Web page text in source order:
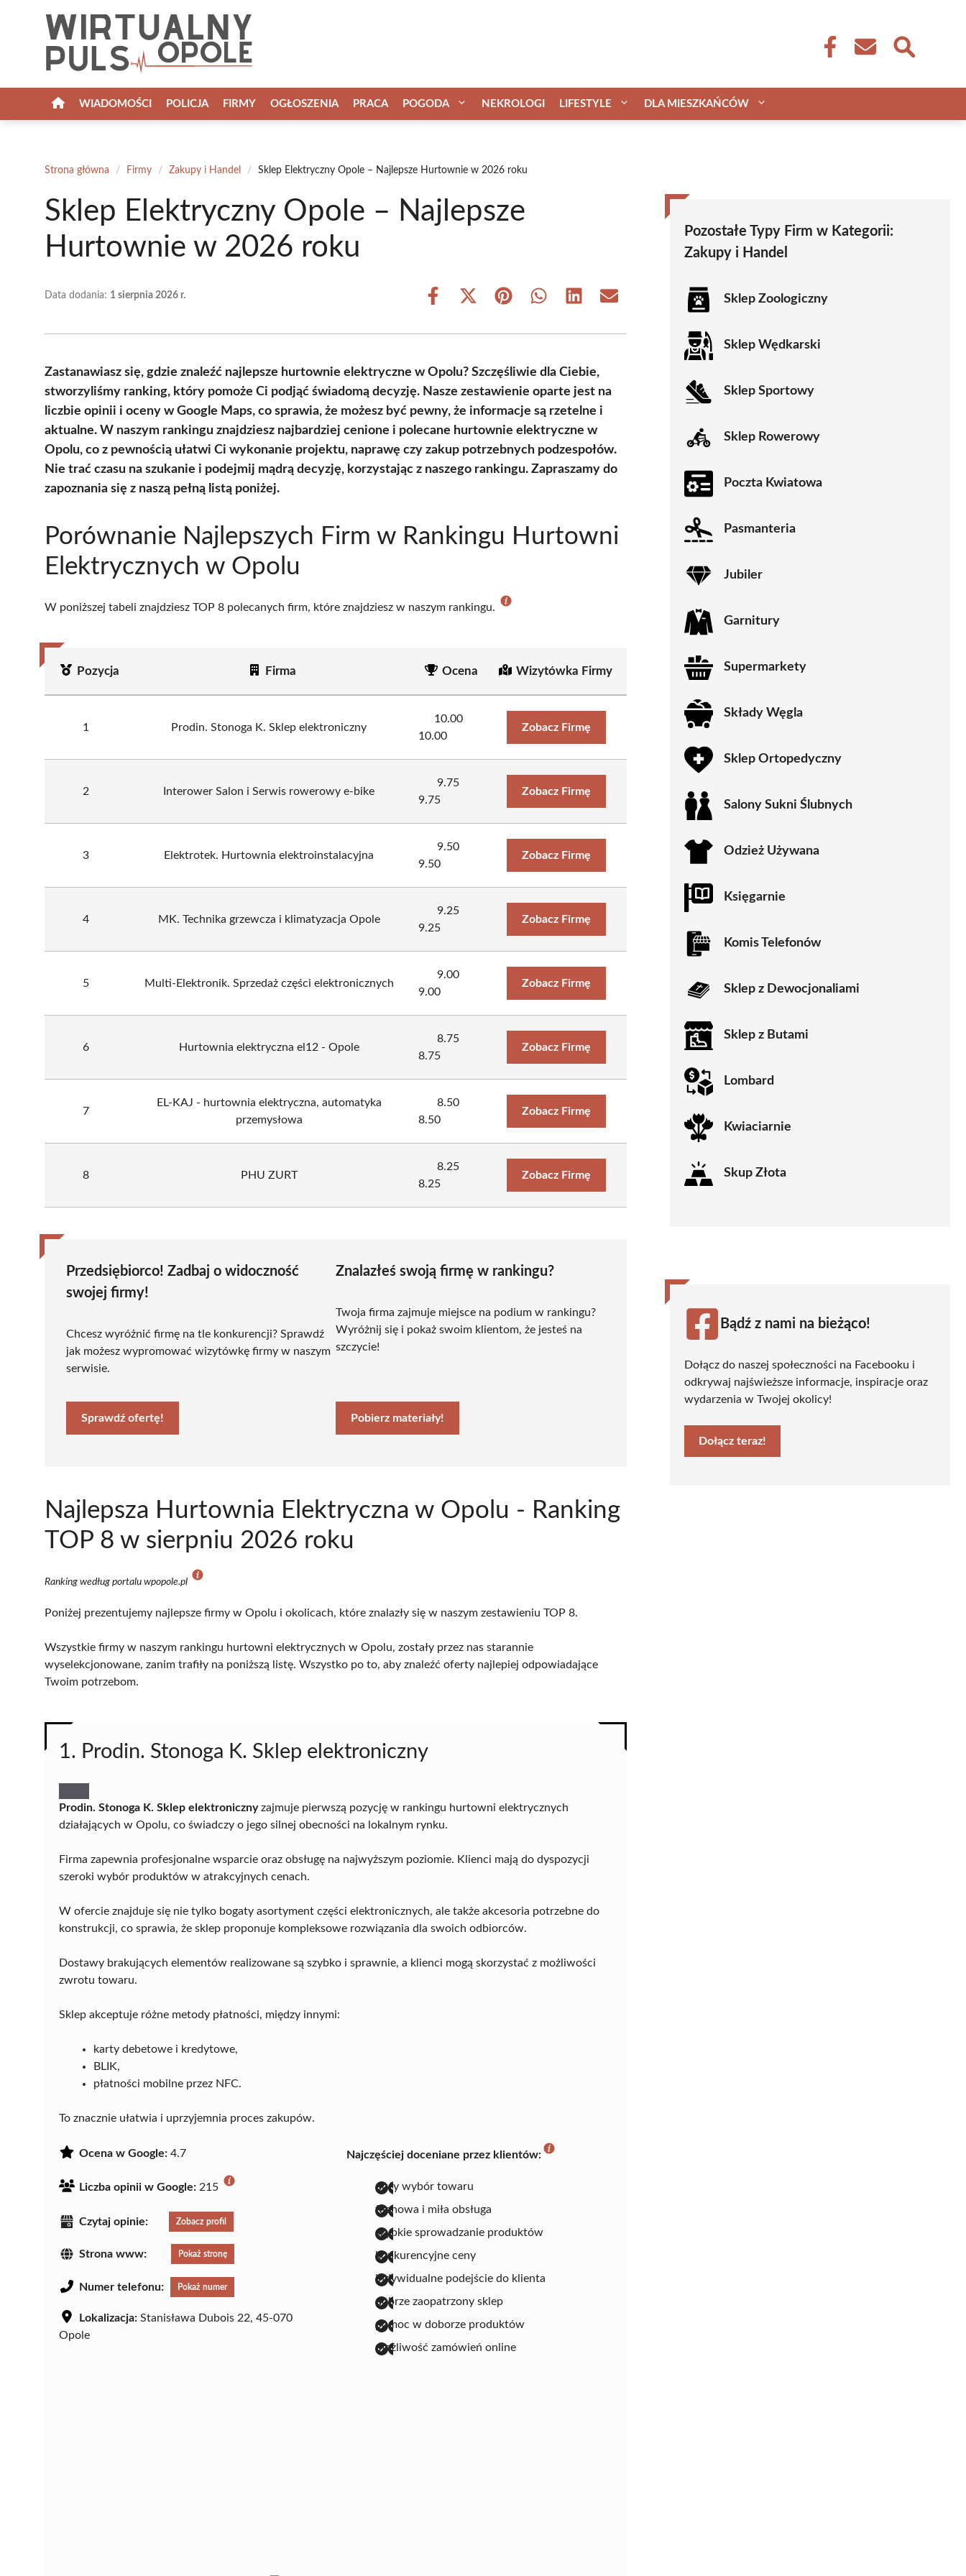
WIADOMOŚCI POLICJA FIRMY OGŁOSZENIA PRACA POGODA NEKROLOGI LIFESTYLE DLA MIESZKAŃCÓW
Strona główna / Firmy / Zakupy i Handel / Sklep Elektryczny Opole – Najlepsze Hurtownie w 2026 roku
Sklep Elektryczny Opole – Najlepsze
Hurtownie w 2026 roku
Data dodania: 1 sierpnia 2026 r.
Share
Share
(Twitter)
Share Share Share Share
Zastanawiasz się, gdzie znaleźć najlepsze hurtownie elektryczne w Opolu? Szczęśliwie dla Ciebie,
stworzyliśmy ranking, który pomoże Ci podjąć świadomą decyzję. Nasze zestawienie oparte jest na
liczbie opinii i oceny w Google Maps, co sprawia, że możesz być pewny, że informacje są rzetelne i
aktualne. W naszym rankingu znajdziesz najbardziej cenione i polecane hurtownie elektryczne w
Opolu, co z pewnością ułatwi Ci wykonanie projektu, naprawę czy zakup potrzebnych podzespołów.
Nie trać czasu na szukanie i podejmij mądrą decyzję, korzystając z naszego rankingu. Zapraszamy do
zapoznania się z naszą pełną listą poniżej.
Porównanie Najlepszych Firm w Rankingu Hurtowni
Elektrycznych w Opolu
W poniższej tabeli znajdziesz TOP 8 polecanych firm, które znajdziesz w naszym rankingu.
Pozycja Firma Ocena Wizytówka Firmy
1 Prodin. Stonoga K. Sklep elektroniczny
10.00
10.00
Zobacz Firmę
2 Interower Salon i Serwis rowerowy e-bike
9.75
9.75
Zobacz Firmę
3 Elektrotek. Hurtownia elektroinstalacyjna
9.50
9.50
Zobacz Firmę
4 MK. Technika grzewcza i klimatyzacja Opole
9.25
9.25
Zobacz Firmę
5 Multi-Elektronik. Sprzedaż części elektronicznych
9.00
9.00
Zobacz Firmę
6 Hurtownia elektryczna el12 - Opole
8.75
8.75
Zobacz Firmę
7
EL-KAJ - hurtownia elektryczna, automatyka
przemysłowa
8.50
8.50
Zobacz Firmę
8 PHU ZURT
8.25
8.25
Zobacz Firmę
Przedsiębiorco! Zadbaj o widoczność
swojej firmy!
Chcesz wyróżnić firmę na tle konkurencji? Sprawdź
jak możesz wypromować wizytówkę firmy w naszym
serwisie.
Sprawdź ofertę!
Znalazłeś swoją firmę w rankingu?
Twoja firma zajmuje miejsce na podium w rankingu?
Wyróżnij się i pokaż swoim klientom, że jesteś na
szczycie!
Pobierz materiały!
Najlepsza Hurtownia Elektryczna w Opolu - Ranking
TOP 8 w sierpniu 2026 roku
Ranking według portalu wpopole.pl
Poniżej prezentujemy najlepsze firmy w Opolu i okolicach, które znalazły się w naszym zestawieniu TOP 8.
Wszystkie firmy w naszym rankingu hurtowni elektrycznych w Opolu, zostały przez nas starannie
wyselekcjonowane, zanim trafiły na poniższą listę. Wszystko po to, aby znaleźć oferty najlepiej odpowiadające
Twoim potrzebom.
1. Prodin. Stonoga K. Sklep elektroniczny
Prodin. Stonoga K. Sklep elektronicznyzajmuje pierwszą pozycję w rankingu hurtowni elektrycznych
działających w Opolu, co świadczy o jego silnej obecności na lokalnym rynku.
Firma zapewnia profesjonalne wsparcie oraz obsługę na najwyższym poziomie. Klienci mają do dyspozycji
szeroki wybór produktów w atrakcyjnych cenach.
W ofercie znajduje się nie tylko bogaty asortyment części elektronicznych, ale także akcesoria potrzebne do
konstrukcji, co sprawia, że sklep proponuje kompleksowe rozwiązania dla swoich odbiorców.
Dostawy brakujących elementów realizowane są szybko i sprawnie, a klienci mogą skorzystać z możliwości
zwrotu towaru.
Sklep akceptuje różne metody płatności, między innymi:
karty debetowe i kredytowe,
BLIK,
płatności mobilne przez NFC.
To znacznie ułatwia i uprzyjemnia proces zakupów.
Ocena w Google: 4.7
Liczba opinii w Google: 215
Czytaj opinie: Zobacz profil
Strona www: Pokaż stronę
Numer telefonu: Pokaż numer
Lokalizacja: Stanisława Dubois 22, 45-070
Opole
Najczęściej doceniane przez klientów:
duży wybór towaru
fachowa i miła obsługa
szybkie sprowadzanie produktów
konkurencyjne ceny
indywidualne podejście do klienta
dobrze zaopatrzony sklep
pomoc w doborze produktów
możliwość zamówień online
Pozostałe Typy Firm w Kategorii:
Zakupy i Handel
Sklep Zoologiczny
Sklep Wędkarski
Sklep Sportowy
Sklep Rowerowy
Poczta Kwiatowa
Pasmanteria
Jubiler
Garnitury
Supermarkety
Składy Węgla
Sklep Ortopedyczny
Salony Sukni Ślubnych
Odzież Używana
Księgarnie
Komis Telefonów
Sklep z Dewocjonaliami
Sklep z Butami
Lombard
Kwiaciarnie
Skup Złota
Bądź z nami na bieżąco!
Dołącz do naszej społeczności na Facebooku i
odkrywaj najświeższe informacje, inspiracje oraz
wydarzenia w Twojej okolicy!
Dołącz teraz!